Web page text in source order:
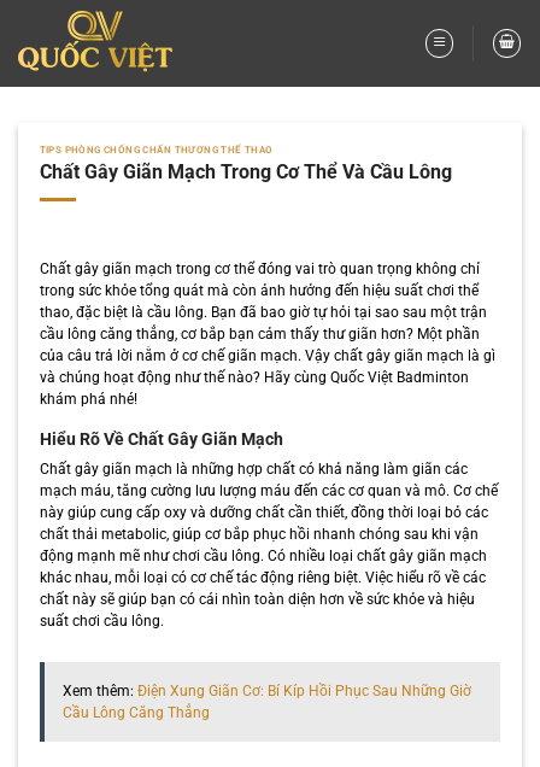
nội
dung
TIPS PHÒNG CHỐNG CHẤN THƯƠNG THỂ THAO
Chất Gây Giãn Mạch Trong Cơ Thể Và Cầu Lông
Chất gây giãn mạch trong cơ thể đóng vai trò quan trọng không chỉ
trong sức khỏe tổng quát mà còn ảnh hưởng đến hiệu suất chơi thể
thao, đặc biệt là cầu lông. Bạn đã bao giờ tự hỏi tại sao sau một trận
cầu lông căng thẳng, cơ bắp bạn cảm thấy thư giãn hơn? Một phần
của câu trả lời nằm ở cơ chế giãn mạch. Vậy chất gây giãn mạch là gì
và chúng hoạt động như thế nào? Hãy cùng Quốc Việt Badminton
khám phá nhé!
Hiểu Rõ Về Chất Gây Giãn Mạch
Chất gây giãn mạch là những hợp chất có khả năng làm giãn các
mạch máu, tăng cường lưu lượng máu đến các cơ quan và mô. Cơ chế
này giúp cung cấp oxy và dưỡng chất cần thiết, đồng thời loại bỏ các
chất thải metabolic, giúp cơ bắp phục hồi nhanh chóng sau khi vận
động mạnh mẽ như chơi cầu lông. Có nhiều loại chất gây giãn mạch
khác nhau, mỗi loại có cơ chế tác động riêng biệt. Việc hiểu rõ về các
chất này sẽ giúp bạn có cái nhìn toàn diện hơn về sức khỏe và hiệu
suất chơi cầu lông.
Xem thêm: Điện Xung Giãn Cơ: Bí Kíp Hồi Phục Sau Những Giờ
Cầu Lông Căng Thẳng